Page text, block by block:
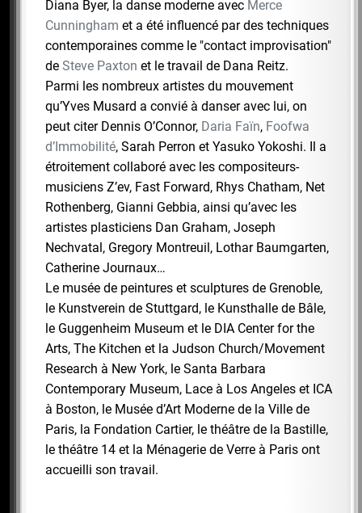
Diana Byer, la danse moderne avec Merce
Cunningham et a été influencé par des techniques
contemporaines comme le "contact improvisation"
de Steve Paxton et le travail de Dana Reitz.
Parmi les nombreux artistes du mouvement
qu’Yves Musard a convié à danser avec lui, on
peut citer Dennis O’Connor, Daria Faïn, Foofwa
d’Immobilité, Sarah Perron et Yasuko Yokoshi. Il a
étroitement collaboré avec les compositeurs-
musiciens Z’ev, Fast Forward, Rhys Chatham, Net
Rothenberg, Gianni Gebbia, ainsi qu’avec les
artistes plasticiens Dan Graham, Joseph
Nechvatal, Gregory Montreuil, Lothar Baumgarten,
Catherine Journaux…
Le musée de peintures et sculptures de Grenoble,
le Kunstverein de Stuttgard, le Kunsthalle de Bâle,
le Guggenheim Museum et le DIA Center for the
Arts, The Kitchen et la Judson Church/Movement
Research à New York, le Santa Barbara
Contemporary Museum, Lace à Los Angeles et ICA
à Boston, le Musée d’Art Moderne de la Ville de
Paris, la Fondation Cartier, le théâtre de la Bastille,
le théâtre 14 et la Ménagerie de Verre à Paris ont
accueilli son travail.